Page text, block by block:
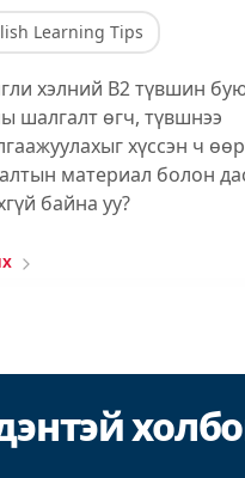
Learning Tips
хэлний B2 түвшин
шалгалт өгч, түвшнээ
хүссэн ч
материал болон
байна уу?